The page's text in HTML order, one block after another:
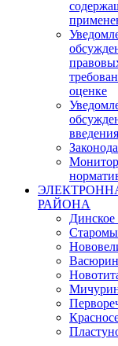
оценке
РАЙОНА
Динское